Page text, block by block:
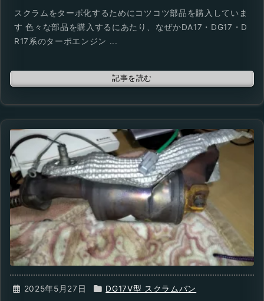
スクラムをターボ化するためにコツコツ部品を購入していま
す 色々な部品を購入するにあたり、なぜかDA17・DG17・D
R17系のターボエンジン ...
記事を読む
2025年5月27日 DG17V型 スクラムバン